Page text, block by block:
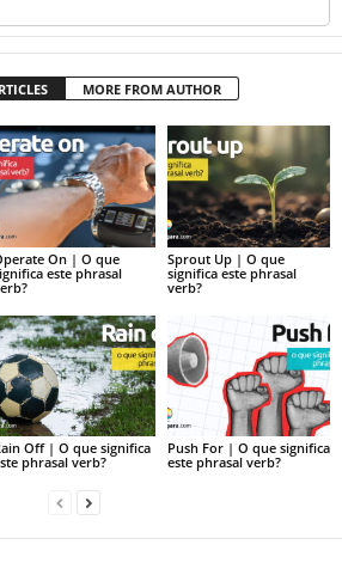
MORE FROM AUTHOR
On | O que
este phrasal
Sprout Up | O que
significa este phrasal
verb?
Off | O que significa
phrasal verb?
Push For | O que significa
este phrasal verb?